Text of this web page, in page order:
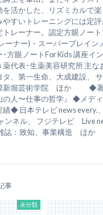
を活かした、リズミカルで
やすいトレーニングには定
トレーナー。認定方眼ノー
ーナー)・スーパーブレイン
･方眼ノートFor Kids 講座イ
薬代表･生薬美容研究所 主な
タ、第一生命、大成建設、
新堀芸術学院 ほか ◆
の人〜仕事の哲学』 ◆メデ
績◆ 日本テレビ news every.
ンネル、 フジテレビ Live
誌：致知、事業構造 ほか
事
未分類